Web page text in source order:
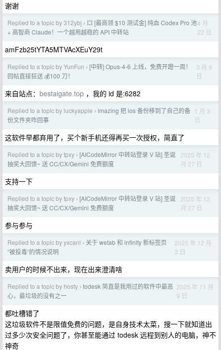
谢谢
Replied to a topic by 312ybj › 💥 [最高领 $10 测试金] 纯血 Codex Pro 池
+ 高智商 Claude！一个越用越稳的 API 中转站
4 月
22 日
amFzb25tYTA5MTVAcXEuY29t
Replied to a topic by YunFun › [中转] Opus-4-6 上线，免费开蹬一周！
回帖直接狂送 💰100 刀！
3 月 9
日
来自站点： bestaigate.top ，我的 id 是:6282
Replied to a topic by luckyapple › imazing 把 ios 备份移到了自己的备
份文件夹咋回事
1 月 3
日
这软件早都弃用了，买个新手机还得再买一次授权，简直了
Replied to a topic by tpxy › [AICodeMirror 中转站登录 V 站] 圣诞
抽奖大回馈~ 送 CC/CX/Gemini 免费额度
2025 年 12
月 27 日
支持一下
Replied to a topic by tpxy › [AICodeMirror 中转站登录 V 站] 圣诞
抽奖大回馈~ 送 CC/CX/Gemini 免费额度
2025 年 12
月 27 日
参与参与
Replied to a topic by yxcanl › 关于 wetab 和 infinity 新标签页
“被投毒”的情况说明
2025 年 12 月
3 日
卖用户的时候不出来，现在出来澄清啥
Replied to a topic by hosty › todesk 简直是我用过的软件中最恶
心，最垃圾的没有之一
2025 年 11 月
9 日
都吐槽错了
这垃圾软件不是限值免费的问题，是自身技术太菜，搜一下就知道出
过多少次安全问题了，你甚至能通过 todesk 远程到别人的电脑，神不
神奇